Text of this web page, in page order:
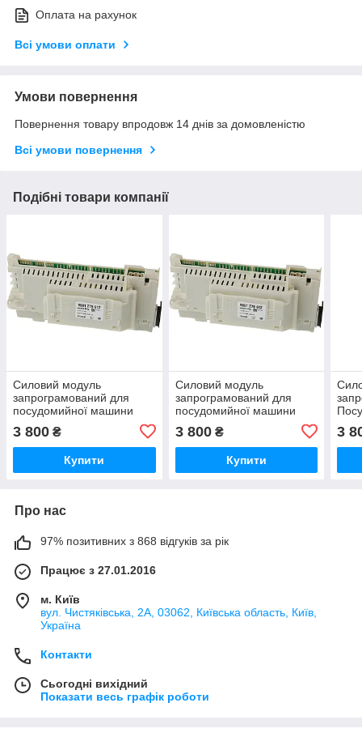
Оплата на рахунок
Всі умови оплати
Умови повернення
Повернення товару впродовж 14 днів за домовленістю
Всі умови повернення
Подібні товари компанії
Силовий модуль
запрограмований для
посудомийної машини
3 800 ₴
Купити
Силовий модуль
запрограмований для
посудомийної машини
3 800₴
Купити
3
Про нас
97% позитивних з 868 відгуків за рік
Працює з 27.01.2016
м. Київ
вул. Чистяківська, 2А, 03062, Київська область, Київ,
Україна
Контакти
Сьогодні вихідний
Показати весь графік роботи